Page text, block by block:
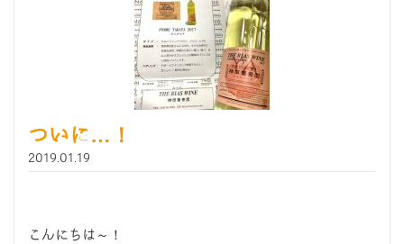
ついに…！
2019.01.19
こんにちは～！